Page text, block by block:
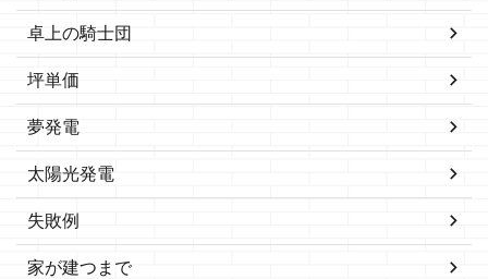
卓上の騎士団
坪単価
夢発電
太陽光発電
失敗例
家が建つまで